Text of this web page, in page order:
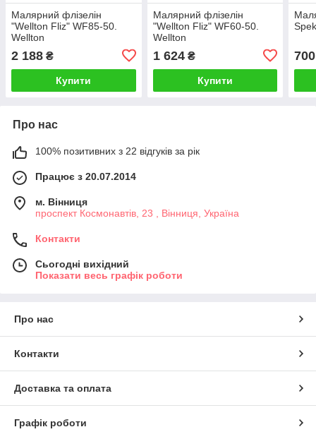
Малярний флізелін
"Wellton Fliz" WF85-50.
Wellton
2 188 ₴
Купити
Малярний флізелін
"Wellton Fliz" WF60-50.
Wellton
1 624₴
Купити
700
Про нас
100% позитивних з 22 відгуків за рік
Працює з 20.07.2014
м. Вінниця
проспект Космонавтів, 23 , Вінниця, Україна
Контакти
Сьогодні вихідний
Показати весь графік роботи
Про нас
Контакти
Доставка та оплата
Графік роботи